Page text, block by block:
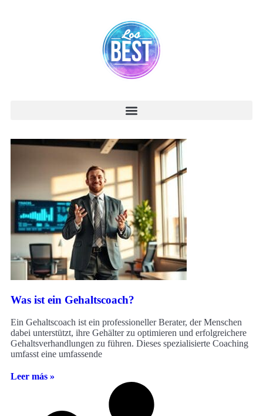
Was ist ein Gehaltscoach?
Ein Gehaltscoach ist ein professioneller Berater, der Menschen
dabei unterstützt, ihre Gehälter zu optimieren und erfolgreichere
Gehaltsverhandlungen zu führen. Dieses spezialisierte Coaching
umfasst eine umfassende
Leer más »